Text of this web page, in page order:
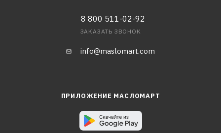
8 800 511-02-92
ЗАКАЗАТЬ ЗВОНОК
info@maslomart.com
ПРИЛОЖЕНИЕ МАСЛОМАРТ